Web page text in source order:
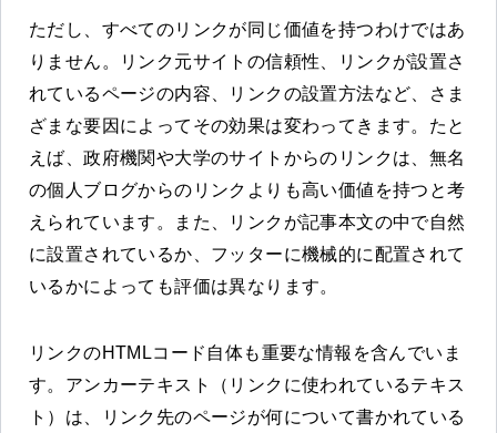
ただし、すべてのリンクが同じ価値を持つわけではあ
りません。リンク元サイトの信頼性、リンクが設置さ
れているページの内容、リンクの設置方法など、さま
ざまな要因によってその効果は変わってきます。たと
えば、政府機関や大学のサイトからのリンクは、無名
の個人ブログからのリンクよりも高い価値を持つと考
えられています。また、リンクが記事本文の中で自然
に設置されているか、フッターに機械的に配置されて
いるかによっても評価は異なります。
リンクのHTMLコード自体も重要な情報を含んでいま
す。アンカーテキスト（リンクに使われているテキス
ト）は、リンク先のページが何について書かれている